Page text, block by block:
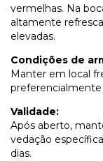
vermelhas. Na
altamente
elevadas.
Condições de
Manter em local
preferencialmente
Validade:
Após aberto,
vedação
dias.